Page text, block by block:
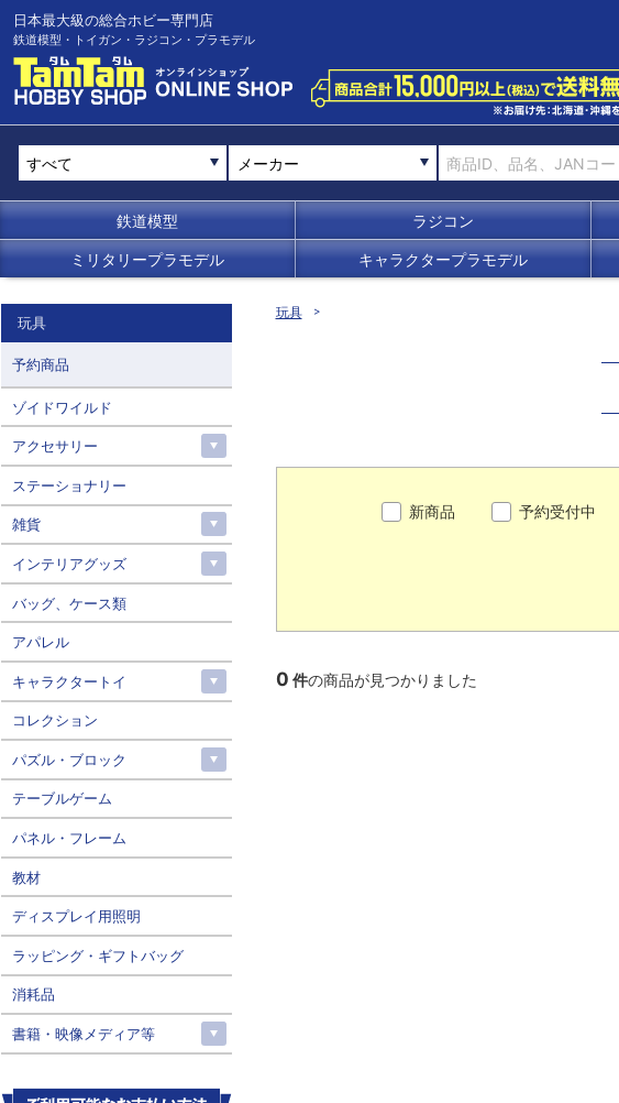
日本最大級の総合ホビー専門店
鉄道模型・トイガン・ラジコン・プラモデル
メーカー
鉄道模型 ラジコン
ミリタリープラモデル キャラクタープラモデル
玩具
新商品 予約受付中
0 件の商品が見つかりました
玩具
予約商品
ゾイドワイルド
アクセサリー
ステーショナリー
雑貨
インテリアグッズ
バッグ、ケース類
アパレル
キャラクタートイ
コレクション
パズル・ブロック
テーブルゲーム
パネル・フレーム
教材
ディスプレイ用照明
ラッピング・ギフトバッグ
消耗品
書籍・映像メディア等